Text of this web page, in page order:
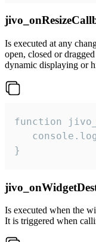
Is executed at any
open, closed or
dynamic displaying or
function
}
Is executed when the
It is triggered when